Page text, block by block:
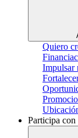
Quiero
Impulsar
Participa con